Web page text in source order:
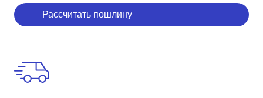
Рассчитать пошлину